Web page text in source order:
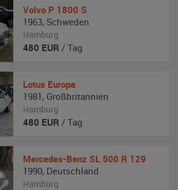
Volvo P 1800 S
1963, Schweden
Hamburg
480 EUR / Tag
Lotus Europa
1981 , Großbritannien
Hamburg
480 EUR / Tag
Mercedes-Benz SL 500 R 129
1990, Deutschland
Hamburg